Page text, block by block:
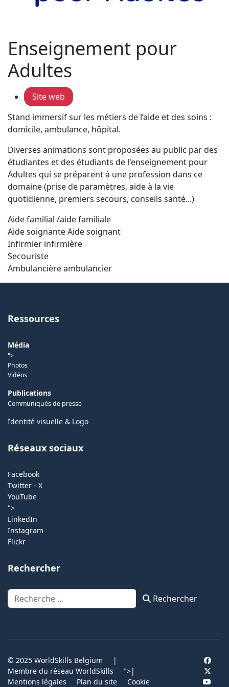
Enseignement pour
Adultes
Site web
Stand immersif sur les métiers de l’aide et des soins :
domicile, ambulance, hôpital.
Diverses animations sont proposées au public par des
étudiantes et des étudiants de l'enseignement pour
Adultes qui se préparent à une profession dans ce
domaine (prise de paramètres, aide à la vie
quotidienne, premiers secours, conseils santé...)
Aide familial /aide familiale
Aide soignante Aide soignant
Infirmier infirmière
Secouriste
Ambulancière ambulancier
Ressources
Média
">
Photos
Vidéos
Publications
Communiqués de presse
Identité visuelle & Logo
Réseaux sociaux
Facebook
Twitter - X
YouTube
">
LinkedIn
Instagram
Flickr
Rechercher
Rechercher Rechercher
© 2025 WorldSkills Belgium
|
Membre du réseau WorldSkills
">|
Mentions légales
Plan du site Cookie